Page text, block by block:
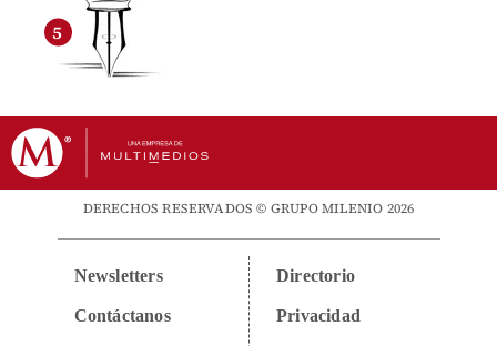
DERECHOS RESERVADOS © GRUPO MILENIO 2026
Newsletters
Contáctanos
Directorio
Privacidad